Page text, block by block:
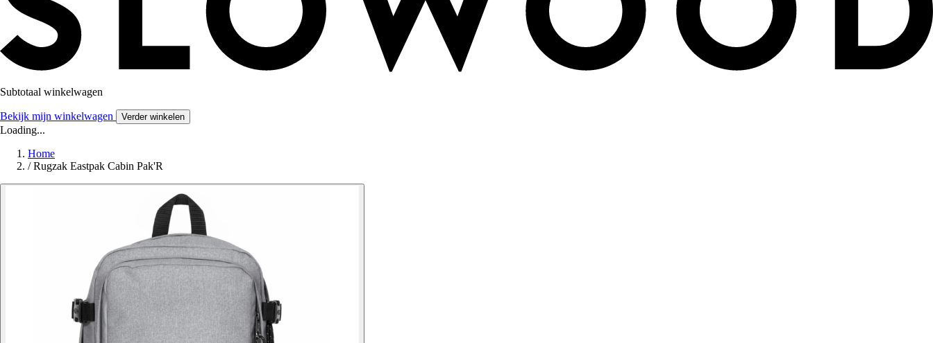
Subtotaal winkelwagen
Bekijk mijn winkelwagen Verder winkelen
Loading...
Home
/ Rugzak Eastpak Cabin Pak'R